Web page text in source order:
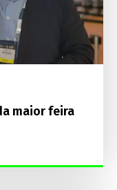
maior feira